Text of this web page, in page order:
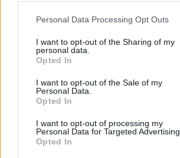
Personal Data Processing Opt Outs
I want to opt-out of the Sharing of my
personal data.
Opted In
I want to opt-out of the Sale of my
Personal Data.
Opted In
I want to opt-out of processing my
Personal Data for Targeted Advertising.
Opted In